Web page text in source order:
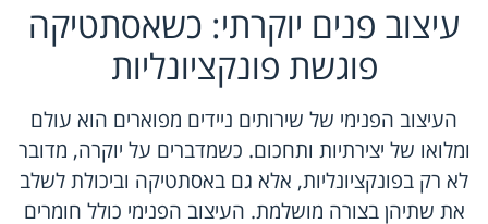
עיצוב פנים יוקרתי: כשאסתטיקה
פוגשת פונקציונליות
העיצוב הפנימי של שירותים ניידים מפוארים הוא עולם
ומלואו של יצירתיות ותחכום. כשמדברים על יוקרה, מדובר
לא רק בפונקציונליות, אלא גם באסתטיקה וביכולת לשלב
את שתיהן בצורה מושלמת. העיצוב הפנימי כולל חומרים